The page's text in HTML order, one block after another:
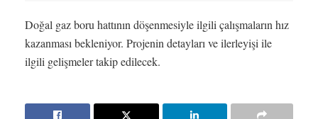
Doğal gaz boru hattının döşenmesiyle ilgili çalışmaların hız
kazanması bekleniyor. Projenin detayları ve ilerleyişi ile
ilgili gelişmeler takip edilecek.